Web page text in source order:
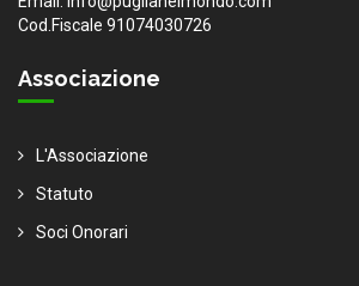
Cod.Fiscale 91074030726
Associazione
L'Associazione
Statuto
Soci Onorari